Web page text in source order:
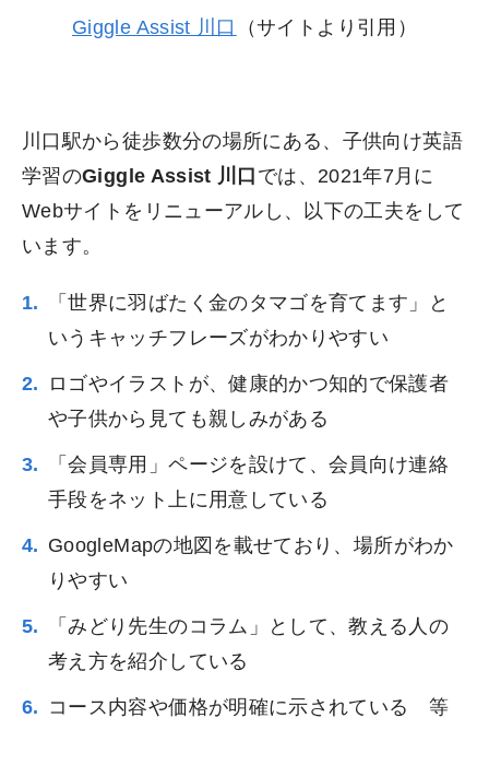
Giggle Assist 川口 （サイトより引用）
川口駅から徒歩数分の場所にある、子供向け英語
学習のGiggle Assist 川口 では、2021年7月に
Webサイトをリニューアルし、以下の工夫をして
います。
「世界に羽ばたく金のタマゴを育てます」と
いうキャッチフレーズがわかりやすい
ロゴやイラストが、健康的かつ知的で保護者
や子供から見ても親しみがある
「会員専用」ページを設けて、会員向け連絡
手段をネット上に用意している
GoogleMapの地図を載せており、場所がわか
りやすい
「みどり先生のコラム」として、教える人の
考え方を紹介している
コース内容や価格が明確に示されている 等